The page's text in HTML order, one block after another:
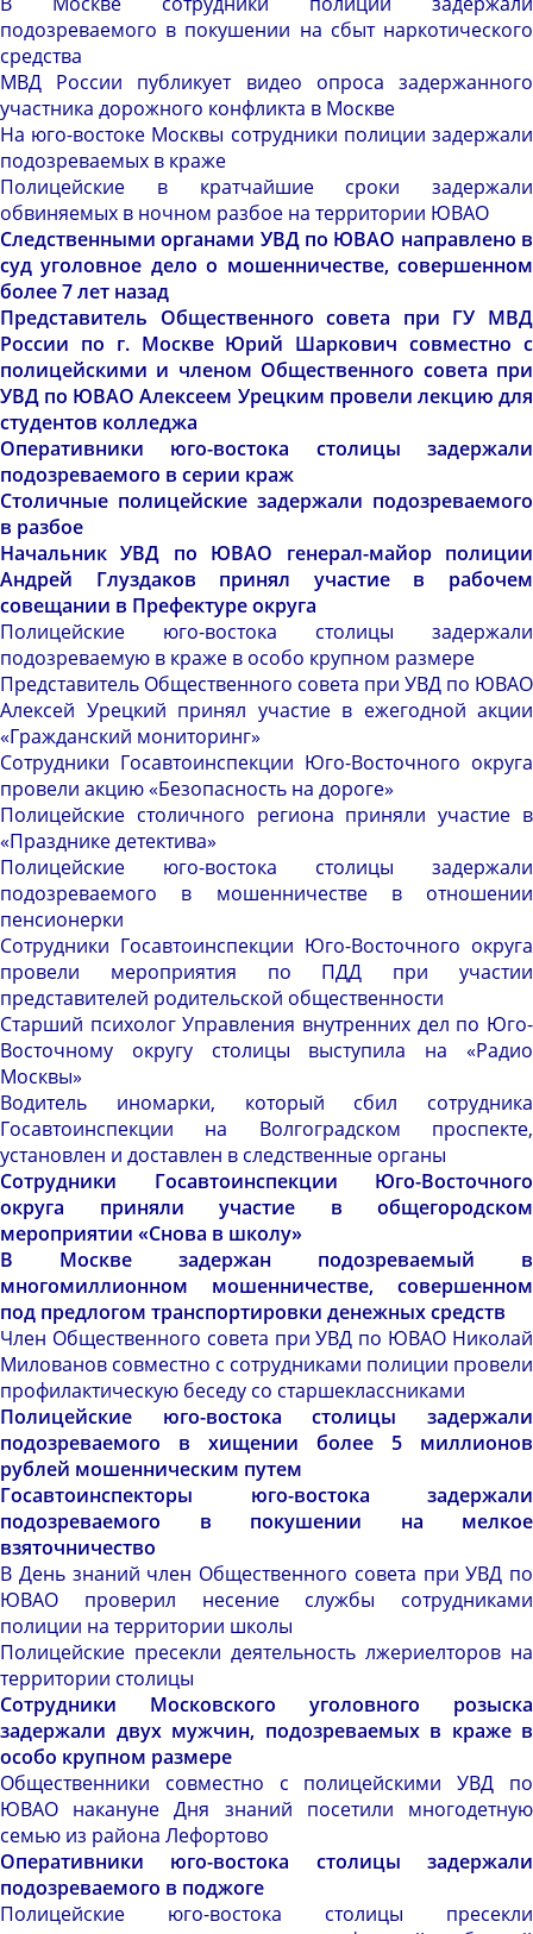
подозреваемого в покушении на сбыт наркотического
средства
МВД России публикует видео опроса задержанного
участника дорожного конфликта в Москве
На юго-востоке Москвы сотрудники полиции задержали
подозреваемых в краже
Полицейские в кратчайшие сроки задержали
обвиняемых в ночном разбое на территории ЮВАО
Следственными органами УВД по ЮВАО направлено в
суд уголовное дело о мошенничестве, совершенном
более 7 лет назад
Представитель Общественного совета при ГУ МВД
России по г. Москве Юрий Шаркович совместно с
полицейскими и членом Общественного совета при
УВД по ЮВАО Алексеем Урецким провели лекцию для
студентов колледжа
Оперативники юго-востока столицы задержали
подозреваемого в серии краж
Столичные полицейские задержали подозреваемого
в разбое
Начальник УВД по ЮВАО генерал-майор полиции
Андрей Глуздаков принял участие в рабочем
совещании в Префектуре округа
Полицейские юго-востока столицы задержали
подозреваемую в краже в особо крупном размере
Представитель Общественного совета при УВД по ЮВАО
Алексей Урецкий принял участие в ежегодной акции
«Гражданский мониторинг»
Сотрудники Госавтоинспекции Юго-Восточного округа
провели акцию «Безопасность на дороге»
Полицейские столичного региона приняли участие в
«Празднике детектива»
Полицейские юго-востока столицы задержали
подозреваемого в мошенничестве в отношении
пенсионерки
Сотрудники Госавтоинспекции Юго-Восточного округа
провели мероприятия по ПДД при участии
представителей родительской общественности
Старший психолог Управления внутренних дел по Юго-
Восточному округу столицы выступила на «Радио
Москвы»
Водитель иномарки, который сбил сотрудника
Госавтоинспекции на Волгоградском проспекте,
установлен и доставлен в следственные органы
Сотрудники Госавтоинспекции Юго-Восточного
округа приняли участие в общегородском
мероприятии «Снова в школу»
В Москве задержан подозреваемый в
многомиллионном мошенничестве, совершенном
под предлогом транспортировки денежных средств
Член Общественного совета при УВД по ЮВАО Николай
Милованов совместно с сотрудниками полиции провели
профилактическую беседу со старшеклассниками
Полицейские юго-востока столицы задержали
подозреваемого в хищении более 5 миллионов
рублей мошенническим путем
Госавтоинспекторы юго-востока задержали
подозреваемого в покушении на мелкое
взяточничество
В День знаний член Общественного совета при УВД по
ЮВАО проверил несение службы сотрудниками
полиции на территории школы
Полицейские пресекли деятельность лжериелторов на
территории столицы
Сотрудники Московского уголовного розыска
задержали двух мужчин, подозреваемых в краже в
особо крупном размере
Общественники совместно с полицейскими УВД по
ЮВАО накануне Дня знаний посетили многодетную
семью из района Лефортово
Оперативники юго-востока столицы задержали
подозреваемого в поджоге
Полицейские юго-востока столицы пресекли